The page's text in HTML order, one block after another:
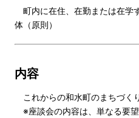
町内に在住、在勤または在学
体（原則）
内容
これからの和水町のまちづく
※座談会の内容は、単なる要